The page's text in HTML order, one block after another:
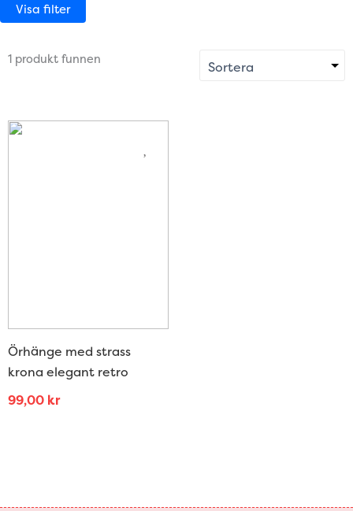
Visa filter
1 produkt funnen
Örhänge med strass
krona elegant retro
99,00 kr